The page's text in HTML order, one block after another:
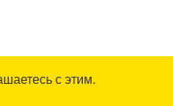
с этим.